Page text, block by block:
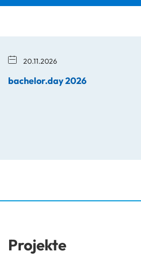
20.11.2026
bachelor.day 2026
Projekte